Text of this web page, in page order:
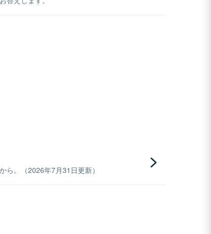
ら。（2026年7月31日更新）